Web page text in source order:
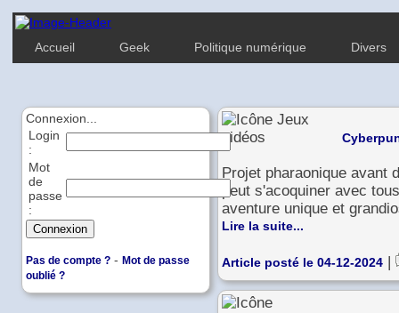
Accueil Geek Politique numérique Divers
Connexion...
Login
:
Mot
de
passe
:
Pas de compte ? - Mot de passe
oublié ?
Projet pharaonique avant
peut s'acoquiner avec
aventure unique et
Lire la suite...
Article posté le 04-12-2024 |